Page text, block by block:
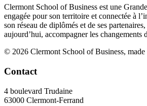
Clermont School of Business est une
engagée pour son territoire et connectée à
son réseau de diplômés et de ses
aujourd’hui, accompagner les changements
© 2026 Clermont School of Business, made
Contact
4 boulevard Trudaine
63000 Clermont-Ferrand